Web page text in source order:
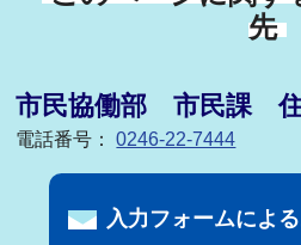
先
市民協働部 市民課 住
電話番号：0246-22-7444
入力フォームによ